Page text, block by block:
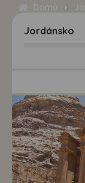
Jordánsko